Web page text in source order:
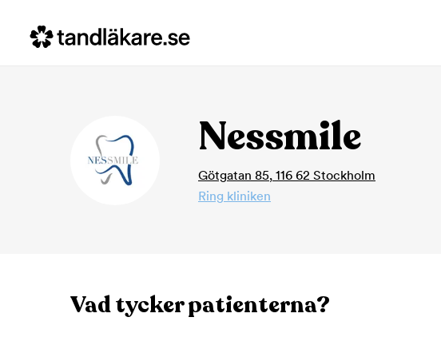
Nessmile
Götgatan 85, 116 62 Stockholm
Ring kliniken
Vad tycker patienterna?